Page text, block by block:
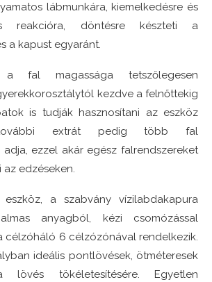
lábmunkára, kiemelkedésre és
reakcióra, döntésre készteti a
a kapust egyaránt.
fal magassága tetszőlegesen
kezdve a felnőttekig
is tudják hasznosítani az eszköz
extrát pedig több fal
adja, ezzel akár egész falrendszereket
az edzéseken.
a szabvány vízilabdakapura
anyagból, kézi csomózással
célzóháló 6 célzózónával rendelkezik.
ideális pontlövések, ötméteresek
lövés tökéletesítésére. Egyetlen